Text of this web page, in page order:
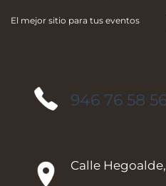
El mejor sitio para tus eventos
946 76 58
Calle